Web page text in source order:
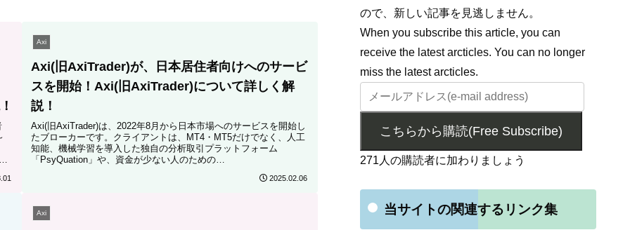
Axi
Axi(旧AxiTrader)が、日本居住者向けへのサービ
スを開始！Axi(旧AxiTrader)について詳しく解
説！
Axi(旧AxiTrader)は、2022年8月から日本市場へのサービスを開始し
たブローカーです。クライアントは、MT4・MT5だけでなく、人工
知能、機械学習を導入した独自の分析取引プラットフォーム
「PsyQuation」や、資金が少ない人のための
2025.02.06
Axi
ので、新しい記事を見逃しません。
When you subscribe this article, you can
receive the latest arcticles. You can no longer
miss the latest arcticles.
こちらから購読(Free Subscribe)
271人の購読者に加わりましょう
当サイトの関連するリンク集